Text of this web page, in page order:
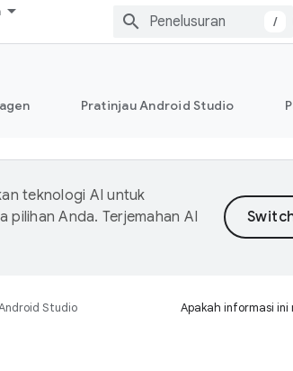
/
Pratinjau Android Studio
teknologi AI untuk
pilihan Anda. Terjemahan AI
Studio
Apakah informasi ini